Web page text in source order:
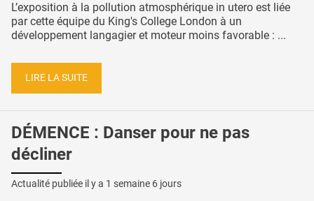
L’exposition à la pollution atmosphérique in utero est liée
par cette équipe du King's College London à un
développement langagier et moteur moins favorable : ...
LIRE LA SUITE
DÉMENCE : Danser pour ne pas
décliner
Actualité publiée il y a 1 semaine 6 jours